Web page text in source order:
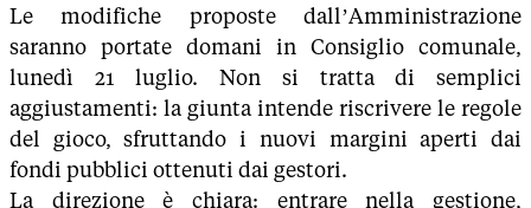
Le modifiche proposte dall’Amministrazione
saranno portate domani in Consiglio comunale,
lunedì 21 luglio. Non si tratta di semplici
aggiustamenti: la giunta intende riscrivere le regole
del gioco, sfruttando i nuovi margini aperti dai
fondi pubblici ottenuti dai gestori.
La direzione è chiara: entrare nella gestione,